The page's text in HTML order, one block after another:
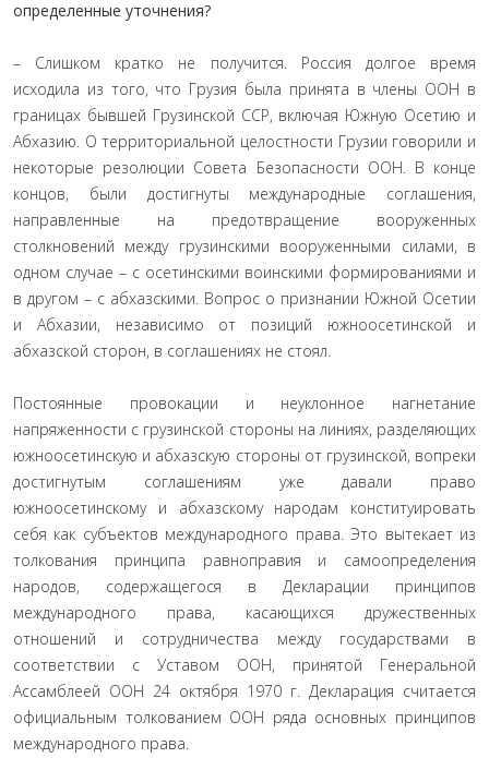
определенные уточнения?
– Слишком кратко не получится. Россия долгое время
исходила из того, что Грузия была принята в члены ООН в
границах бывшей Грузинской ССР, включая Южную Осетию и
Абхазию. О территориальной целостности Грузии говорили и
некоторые резолюции Совета Безопасности ООН. В конце
концов, были достигнуты международные соглашения,
направленные на предотвращение вооруженных
столкновений между грузинскими вооруженными силами, в
одном случае – с осетинскими воинскими формированиями и
в другом – с абхазскими. Вопрос о признании Южной Осетии
и Абхазии, независимо от позиций южноосетинской и
абхазской сторон, в соглашениях не стоял.
Постоянные провокации и неуклонное нагнетание
напряженности с грузинской стороны на линиях, разделяющих
южноосетинскую и абхазскую стороны от грузинской, вопреки
достигнутым соглашениям уже давали право
южноосетинскому и абхазскому народам конституировать
себя как субъектов международного права. Это вытекает из
толкования принципа равноправия и самоопределения
народов, содержащегося в Декларации принципов
международного права, касающихся дружественных
отношений и сотрудничества между государствами в
соответствии с Уставом ООН, принятой Генеральной
Ассамблеей ООН 24 октября 1970 г. Декларация считается
официальным толкованием ООН ряда основных принципов
международного права.